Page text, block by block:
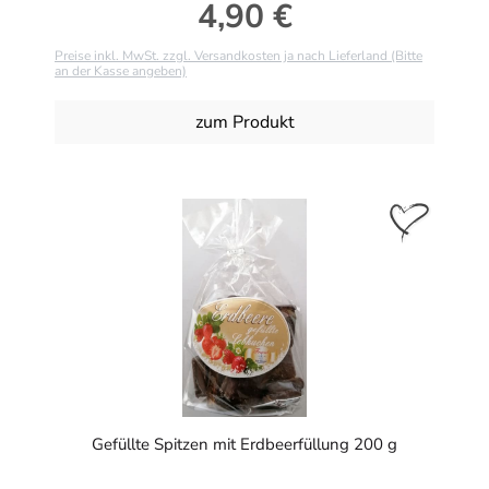
Regulärer Preis:
4,90 €
Preise inkl. MwSt. zzgl. Versandkosten ja nach Lieferland (Bitte
an der Kasse angeben)
zum Produkt
Gefüllte Spitzen mit Erdbeerfüllung 200 g